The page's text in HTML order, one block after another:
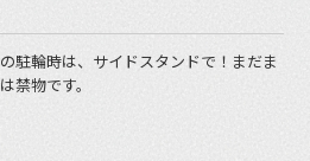
駐輪時は、サイドスタンドで！まだま
禁物です。